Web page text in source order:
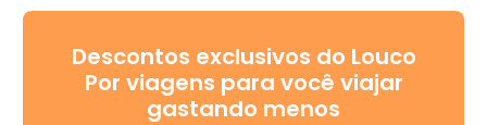
Descontos exclusivos do Louco
Por viagens para você viajar
gastando menos